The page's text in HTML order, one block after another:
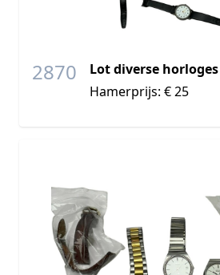
2870
Lot diverse horloges
Hamerprijs: € 25